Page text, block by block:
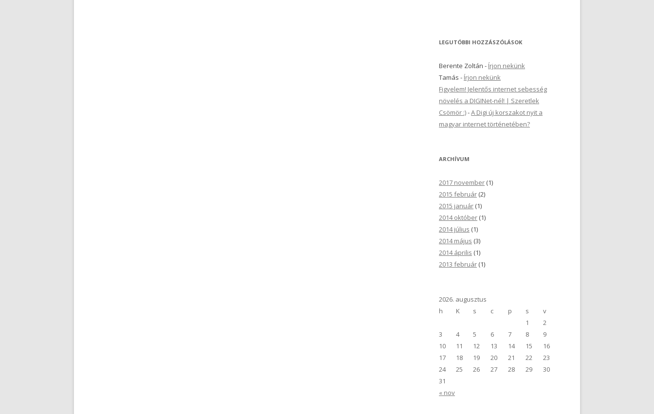
LEGUTÓBBI HOZZÁSZÓLÁSOK
Berente Zoltán - Írjon nekünk
Tamás - Írjon nekünk
Figyelem! Jelentős internet sebesség
növelés a DIGINet-nél! | Szeretlek
Csömör :)-A Digi új korszakot nyit a
magyar internet történetében?
ARCHÍVUM
2017 november (1)
2015 február (2)
2015 január (1)
2014 október (1)
2014 július (1)
2014 május (3)
2014 április (1)
2013 február (1)
2026. augusztus
h
K s c p s v
« nov
1
2
3
4 5 6 7 8
9
10
11 12 13 14 15
16
17
18 19 20 21 22
23
24
25 26 27 28 29
30
31